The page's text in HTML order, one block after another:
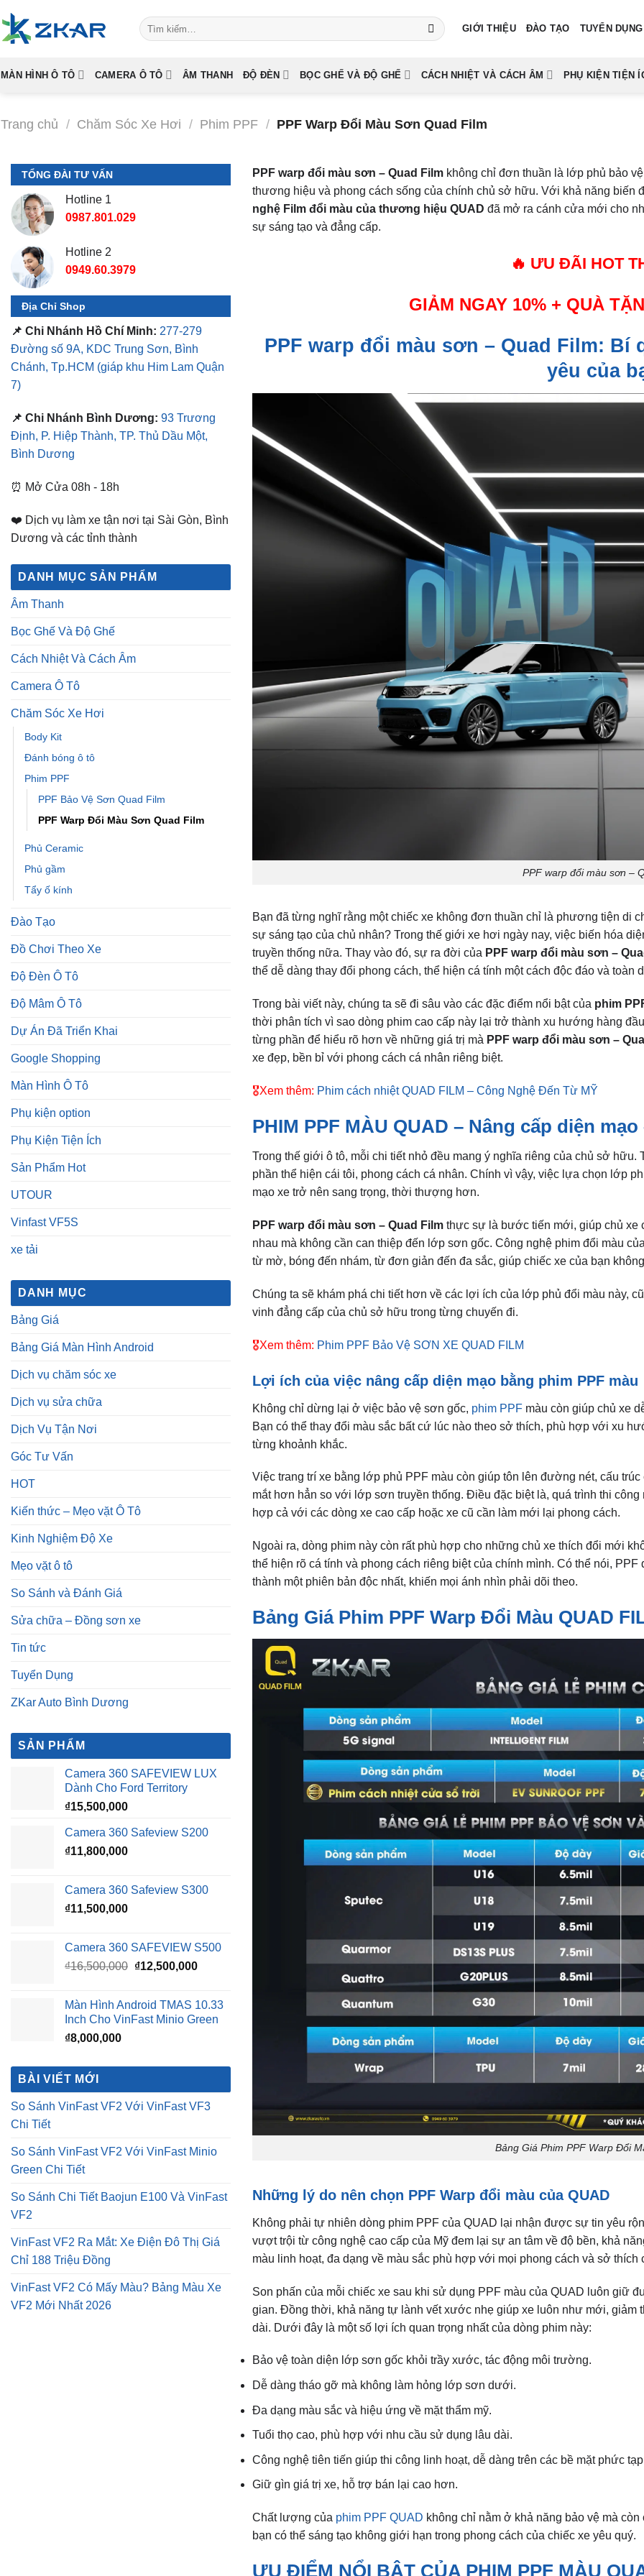
to
content
Tìm
kiếm:
GIỚI THIỆU ĐÀO TẠO TUYỂN DỤNG
MÀN HÌNH Ô TÔ CAMERA Ô TÔ ÂM THANH ĐỘ ĐÈN BỌC GHẾ VÀ ĐỘ GHẾ CÁCH NHIỆT VÀ CÁCH ÂM PHỤ KIỆN TIỆN
Trang chủ / Chăm Sóc Xe Hơi / Phim PPF / PPF Warp Đổi Màu Sơn Quad Film
TỔNG ĐÀI TƯ VẤN
Hotline 1
0987.801.029
Hotline 2
0949.60.3979
Địa Chỉ Shop
📌 Chi Nhánh Hồ Chí Minh: 277-279
Đường số 9A, KDC Trung Sơn, Bình
Chánh, Tp.HCM (giáp khu Him Lam Quận
7)
📌 Chi Nhánh Bình Dương: 93 Trương
Định, P. Hiệp Thành, TP. Thủ Dầu Một,
Bình Dương
⏰ Mở Cửa 08h - 18h
❤️ Dịch vụ làm xe tận nơi tại Sài Gòn, Bình
Dương và các tỉnh thành
DANH MỤC SẢN PHẨM
Âm Thanh
Bọc Ghế Và Độ Ghế
Cách Nhiệt Và Cách Âm
Camera Ô Tô
Chăm Sóc Xe Hơi
Body Kit
Đánh bóng ô tô
Phim PPF
PPF Bảo Vệ Sơn Quad Film
PPF Warp Đổi Màu Sơn Quad Film
Phủ Ceramic
Phủ gầm
Tẩy ố kính
Đào Tạo
Đồ Chơi Theo Xe
Độ Đèn Ô Tô
Độ Mâm Ô Tô
Dự Án Đã Triển Khai
Google Shopping
Màn Hình Ô Tô
Phụ kiện option
Phụ Kiện Tiện Ích
Sản Phẩm Hot
UTOUR
Vinfast VF5S
xe tải
DANH MỤC
Bảng Giá
Bảng Giá Màn Hình Android
Dịch vụ chăm sóc xe
Dịch vụ sửa chữa
Dịch Vụ Tận Nơi
Góc Tư Vấn
HOT
Kiến thức – Mẹo vặt Ô Tô
Kinh Nghiệm Độ Xe
Mẹo vặt ô tô
So Sánh và Đánh Giá
Sửa chữa – Đồng sơn xe
Tin tức
Tuyển Dụng
ZKar Auto Bình Dương
SẢN PHẨM
Camera 360 SAFEVIEW LUX
Dành Cho Ford Territory
₫15,500,000
Camera 360 Safeview S200
₫11,800,000
Camera 360 Safeview S300
₫11,500,000
Camera 360 SAFEVIEW S500
₫16,500,000 Giá
₫16,500,000.
₫12,500,000Giá
là:
₫12,500,000.
Màn Hình Android TMAS 10.33
Inch Cho VinFast Minio Green
₫8,000,000
BÀI VIẾT MỚI
So Sánh VinFast VF2 Với VinFast VF3
Chi Tiết
So Sánh VinFast VF2 Với VinFast Minio
Green Chi Tiết
So Sánh Chi Tiết Baojun E100 Và VinFast
VF2
VinFast VF2 Ra Mắt: Xe Điện Đô Thị Giá
Chỉ 188 Triệu Đồng
VinFast VF2 Có Mấy Màu? Bảng Màu Xe
VF2 Mới Nhất 2026
PPF warp đổi màu sơn – Quad Film không chỉ đơn thuần là lớp phủ bảo
thương hiệu và phong cách sống của chính chủ sở hữu. Với khả năng biến
nghệ Film đổi màu của thương hiệu QUAD đã mở ra cánh cửa mới cho
sự sáng tạo và đẳng cấp.
🔥 ƯU ĐÃI HOT
GIẢM NGAY 10% + QUÀ
PPF warp đổi màu sơn – Quad Film: Bí
yêu của
PPF warp đổi màu sơn –
Bạn đã từng nghĩ rằng một chiếc xe không đơn thuần chỉ là phương tiện di
sự sáng tạo của chủ nhân? Trong thế giới xe hơi ngày nay, việc biến hóa
truyền thống nữa. Thay vào đó, sự ra đời của PPF warp đổi màu sơn –
thể dễ dàng thay đổi phong cách, thể hiện cá tính một cách độc đáo và toàn
Trong bài viết này, chúng ta sẽ đi sâu vào các đặc điểm nổi bật của phim
thời phân tích vì sao dòng phim cao cấp này lại trở thành xu hướng hàng
từng phần để hiểu rõ hơn về những giá trị mà PPF warp đổi màu sơn –
xe đẹp, bền bỉ với phong cách cá nhân riêng biệt.
🎖️Xem thêm: Phim cách nhiệt QUAD FILM – Công Nghệ Đến Từ MỸ
PHIM PPF MÀU QUAD – Nâng cấp diện
Trong thế giới ô tô, mỗi chi tiết nhỏ đều mang ý nghĩa riêng của chủ sở
phần thể hiện cái tôi, phong cách cá nhân. Chính vì vậy, việc lựa chọn lớp
mạo xe trở nên sang trọng, thời thượng hơn.
PPF warp đổi màu sơn – Quad Film thực sự là bước tiến mới, giúp chủ xe
nhau mà không cần can thiệp đến lớp sơn gốc. Công nghệ phim đổi màu
từ mờ, bóng đến nhám, từ đơn giản đến đa sắc, giúp chiếc xe của bạn
Chúng ta sẽ khám phá chi tiết hơn về các lợi ích của lớp phủ đổi màu này,
vinh đẳng cấp của chủ sở hữu trong từng chuyến đi.
🎖️Xem thêm: Phim PPF Bảo Vệ SƠN XE QUAD FILM
Lợi ích của việc nâng cấp diện mạo bằng phim PPF màu
Không chỉ dừng lại ở việc bảo vệ sơn gốc, phim PPF màu còn giúp chủ xe
Bạn có thể thay đổi màu sắc bất cứ lúc nào theo sở thích, phù hợp với xu
từng khoảnh khắc.
Việc trang trí xe bằng lớp phủ PPF màu còn giúp tôn lên đường nét, cấu
mắt hơn hẳn so với lớp sơn truyền thống. Điều đặc biệt là, quá trình thi
hợp cả với các dòng xe cao cấp hoặc xe cũ cần làm mới lại phong cách.
Ngoài ra, dòng phim này còn rất phù hợp cho những chủ xe thích đổi mới
thể hiện rõ cá tính và phong cách riêng biệt của chính mình. Có thể nói,
thành một phiên bản độc nhất, khiến mọi ánh nhìn phải dõi theo.
Bảng Giá Phim PPF Warp Đổi Màu QUAD
Bảng Giá Phim PPF Warp Đổi
Những lý do nên chọn PPF Warp đổi màu của QUAD
Không phải tự nhiên dòng phim PPF của QUAD lại nhận được sự tin yêu
vượt trội từ công nghệ cao cấp của Mỹ đem lại sự an tâm về độ bền, khả
màu linh hoạt, đa dạng về màu sắc phù hợp với mọi phong cách và sở thích
Son phấn của mỗi chiếc xe sau khi sử dụng PPF màu của QUAD luôn giữ
gian. Đồng thời, khả năng tự lành vết xước nhẹ giúp xe luôn như mới, giảm
dài. Dưới đây là một số lợi ích quan trọng nhất của dòng phim này:
Bảo vệ toàn diện lớp sơn gốc khỏi trầy xước, tác động môi trường.
Dễ dàng tháo gỡ mà không làm hỏng lớp sơn dưới.
Đa dạng màu sắc và hiệu ứng về mặt thẩm mỹ.
Tuổi thọ cao, phù hợp với nhu cầu sử dụng lâu dài.
Công nghệ tiên tiến giúp thi công linh hoạt, dễ dàng trên các bề mặt phức
Giữ gìn giá trị xe, hỗ trợ bán lại cao hơn.
Chất lượng của phim PPF QUAD không chỉ nằm ở khả năng bảo vệ mà
bạn có thể sáng tạo không giới hạn trong phong cách của chiếc xe yêu quý.
ƯU ĐIỂM NỔI BẬT CỦA PHIM PPF MÀU